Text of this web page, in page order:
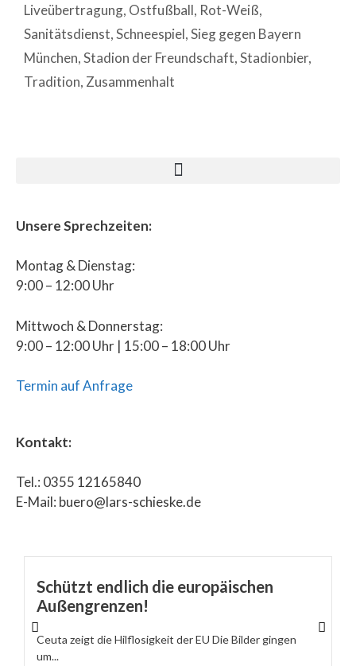
Liveübertragung, Ostfußball, Rot-Weiß,
Sanitätsdienst,Schneespiel,Sieg gegen Bayern
München,Stadion der Freundschaft,Stadionbier,
Tradition, Zusammenhalt
Unsere Sprechzeiten:
Montag & Dienstag:
9:00 – 12:00 Uhr
Mittwoch & Donnerstag:
9:00 – 12:00 Uhr | 15:00 – 18:00 Uhr
Termin auf Anfrage
Kontakt:
Tel.: 0355 12165840
E-Mail: buero@lars-schieske.de
Schützt endlich die europäischen
Außengrenzen!
Ceuta zeigt die Hilflosigkeit der EU Die Bilder gingen
um...